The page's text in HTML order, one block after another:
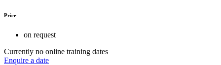
Price
on request
Currently no online training dates
Enquire a date